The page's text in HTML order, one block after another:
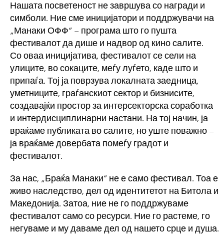
Нашата посветеност не завршува со награди и
симболи. Ние сме иницијатори и поддржувачи на
„Манаки ОФФ“ – програма што го пушта
фестивалот да дише и надвор од кино салите.
Со оваа иницијатива, фестивалот се сели на
улиците, во сокаците, меѓу луѓето, каде што и
припаѓа. Тој ја поврзува локалната заедница,
уметниците, граѓанскиот сектор и бизнисите,
создавајќи простор за интерсекторска соработка
и интердисциплинарни настани. На тој начин, ја
враќаме публиката во салите, но уште поважно –
ја враќаме довербата помеѓу градот и
фестивалот.
За нас, „Браќа Манаки“ не е само фестивал. Тоа е
живо наследство, дел од идентитетот на Битола и
Македонија. Затоа, ние не го поддржуваме
фестивалот само со ресурси. Ние го растеме, го
негуваме и му даваме дел од нашето срце и душа.